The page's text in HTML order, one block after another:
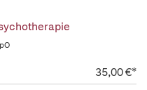
35,00 €*